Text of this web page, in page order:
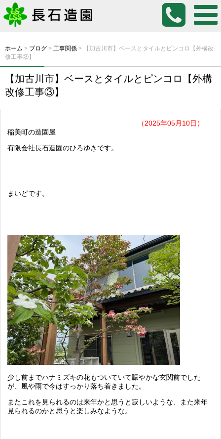
ホーム > ブログ > 工事関係 >
【加古川市】ベースとタイルとピンコロ【外構改
修工事③】
【加古川市】ベースとタイルとピンコロ【外構
改修工事③】
（2025年05月10日）
稲美町の造園屋
有限会社長石造園のひろゆきです。
まいどです。
少し前までハナミズキの花もついていて賑やかな玄関前でした
が、風や雨で今はすっかり落ち着きました。
またこれを見られるのは来年かと思うと寂しいような、また来年
見られるのかと思うと楽しみなような。